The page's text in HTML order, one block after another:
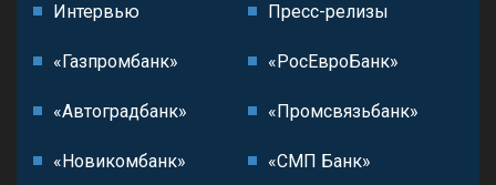
Интервью Пресс-релизы
«Газпромбанк» «РосЕвроБанк»
«Автоградбанк» «Промсвязьбанк»
«Новикомбанк» «СМП Банк»